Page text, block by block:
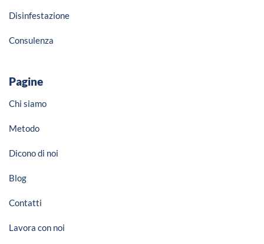
Disinfestazione
Consulenza
Pagine
Chi siamo
Metodo
Dicono di noi
Blog
Contatti
Lavora con noi